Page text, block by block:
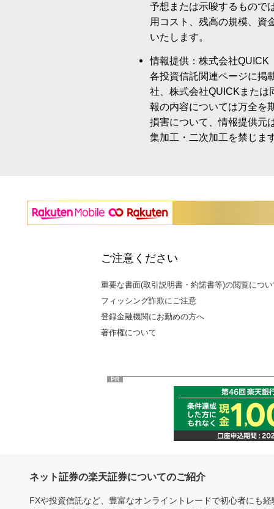
予想または示唆するもので
用コスト、残高の規模、資
いたします。
情報提供：株式会社QUICK
各投資信託関連ページに掲
社、株式会社QUICKまたは
報の内容については万全を
損害について、情報提供元
集加工・二次加工を禁じま
ご注意ください
重要な書面(取引説明書・約諾書等)の閲覧につ
フィッシング詐欺にご注意
登録金融機関にお勤めの方へ
著作権について
PR
ネット証券の楽天証券についてのご紹介
FXや投資信託など、豊富なオンライントレードで初心者にも